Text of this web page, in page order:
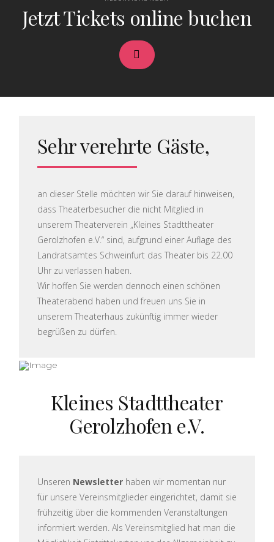
Jetzt Tickets online buchen
Sehr verehrte Gäste,
an dieser Stelle möchten wir Sie darauf hinweisen,
dass Theaterbesucher die nicht Mitglied in
unserem Theaterverein „Kleines Stadttheater
Gerolzhofen e.V.“ sind, aufgrund einer Auflage des
Landratsamtes Schweinfurt das Theater bis 22.00
Uhr zu verlassen haben.
Wir hoffen Sie werden dennoch einen schönen
Theaterabend haben und freuen uns Sie in
unserem Theaterhaus zukünftig immer wieder
begrüßen zu dürfen.
Kleines Stadttheater
Gerolzhofen e.V.
Unseren Newsletterhaben wir momentan nur
für unsere Vereinsmitglieder eingerichtet, damit sie
frühzeitig über die kommenden Veranstaltungen
informiert werden. Als Vereinsmitglied hat man die